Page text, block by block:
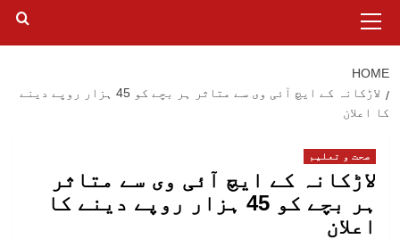
Menu
HOME
لاڑکانہ کے ایچ آئی وی سے متاثر ہر بچے کو 45 ہزار روپے دینے
کا اعلان
صحت و تعلیم
لاڑکانہ کے ایچ آئی وی سے متاثر
ہر بچے کو 45 ہزار روپے دینے کا
اعلان